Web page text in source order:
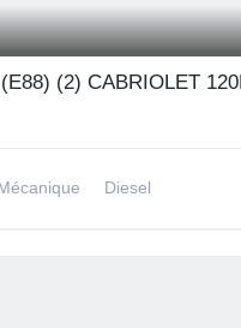
Diesel